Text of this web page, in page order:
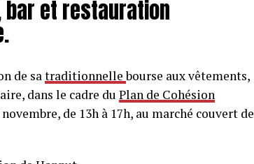
bar et restauration
de satraditionnellebourse aux vêtements,
dans le cadre du Plan de Cohésion
de 13h à 17h, au marché couvert de